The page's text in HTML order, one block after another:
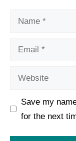
Name
Email
Website
Save my
for the next